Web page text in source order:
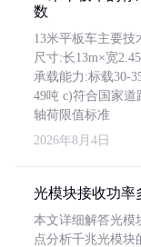
数
13米平板车主要技
尺寸:长13m×宽
承载能力:标载30-
49吨 c)符合国家道
轴荷限值标准
2026年8月4日
光模块接收功率
本文详细解答光模
点分析千兆光模块